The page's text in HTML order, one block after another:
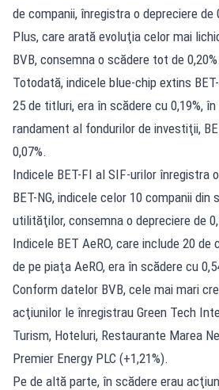
de companii, înregistra o depreciere de
Plus, care arată evoluţia celor mai
BVB, consemna o scădere tot de 0,20%.
Totodată, indicele blue-chip extins
25 de titluri, era în scădere cu 0,19%,
randament al fondurilor de investiţii,
0,07%.
Indicele BET-FI al SIF-urilor înregistra
BET-NG, indicele celor 10 companii
utilităţilor, consemna o depreciere de
Indicele BET AeRO, care include 20
de pe piaţa AeRO, era în scădere cu
Conform datelor BVB, cele mai mari
acţiunilor le înregistrau Green Tech
Turism, Hoteluri, Restaurante Marea
Premier Energy PLC (+1,21%).
Pe de altă parte, în scădere erau